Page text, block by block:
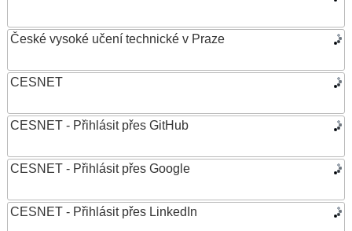
České vysoké učení technické v Praze
CESNET
CESNET - Přihlásit přes GitHub
CESNET - Přihlásit přes Google
CESNET - Přihlásit přes LinkedIn